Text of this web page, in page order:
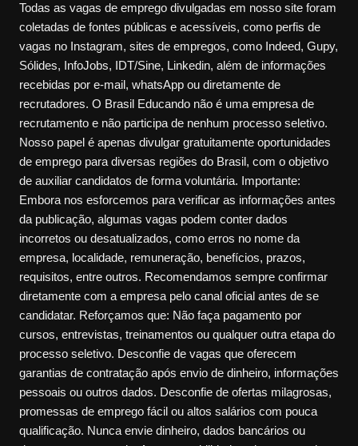
Todas as vagas de emprego divulgadas em nosso site foram
coletadas de fontes públicas e acessíveis, como perfis de
vagas no Instagram, sites de empregos, como Indeed, Gupy,
Sólides, InfoJobs, IDT/Sine, Linkedin, além de informações
recebidas por e-mail, whatsApp ou diretamente de
recrutadores. O Brasil Educando não é uma empresa de
recrutamento e não participa de nenhum processo seletivo.
Nosso papel é apenas divulgar gratuitamente oportunidades
de emprego para diversas regiões do Brasil, com o objetivo
de auxiliar candidatos de forma voluntária. Importante:
Embora nos esforcemos para verificar as informações antes
da publicação, algumas vagas podem conter dados
incorretos ou desatualizados, como erros no nome da
empresa, localidade, remuneração, benefícios, prazos,
requisitos, entre outros. Recomendamos sempre confirmar
diretamente com a empresa pelo canal oficial antes de se
candidatar. Reforçamos que: Não faça pagamento por
cursos, entrevistas, treinamentos ou qualquer outra etapa do
processo seletivo. Desconfie de vagas que oferecem
garantias de contratação após envio de dinheiro, informações
pessoais ou outros dados. Desconfie de ofertas milagrosas,
promessas de emprego fácil ou altos salários com pouca
qualificação. Nunca envie dinheiro, dados bancários ou